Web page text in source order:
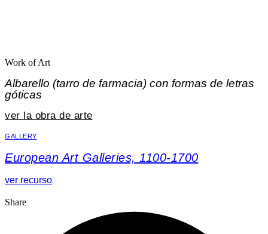
Work of Art
Albarello (tarro de farmacia) con formas de letras
góticas
ver la obra de arte
GALLERY
European Art Galleries, 1100-1700
ver recurso
Share